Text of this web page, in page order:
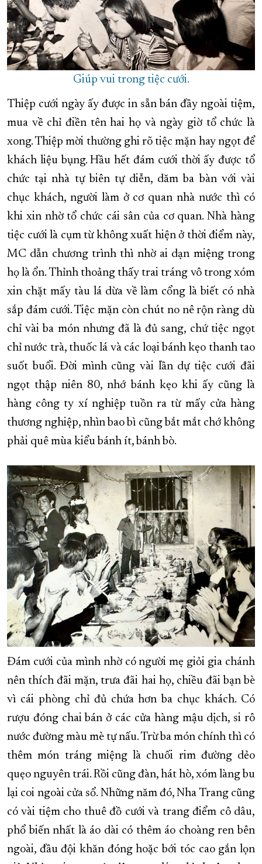
Giúp vui trong tiệc cưới.
Thiệp cưới ngày ấy được in sẵn bán đầy ngoài tiệm,
mua về chỉ điền tên hai họ và ngày giờ tổ chức là
xong. Thiệp mời thường ghi rõ tiệc mặn hay ngọt để
khách liệu bụng. Hầu hết đám cưới thời ấy được tổ
chức tại nhà tự biên tự diễn, dăm ba bàn với vài
chục khách, người làm ở cơ quan nhà nước thì có
khi xin nhờ tổ chức cái sân của cơ quan. Nhà hàng
tiệc cưới là cụm từ không xuất hiện ở thời điểm này,
MC dẫn chương trình thì nhờ ai dạn miệng trong
họ là ổn. Thỉnh thoảng thấy trai tráng vô trong xóm
xin chặt mấy tàu lá dừa về làm cổng là biết có nhà
sắp đám cưới. Tiệc mặn còn chút no nê rộn ràng dù
chỉ vài ba món nhưng đã là đủ sang, chứ tiệc ngọt
chỉ nước trà, thuốc lá và các loại bánh kẹo thanh tao
suốt buổi. Đời mình cũng vài lần dự tiệc cưới đãi
ngọt thập niên 80, nhớ bánh kẹo khi ấy cũng là
hàng công ty xí nghiệp tuồn ra từ mấy cửa hàng
thương nghiệp, nhìn bao bì cũng bắt mắt chớ không
phải quê mùa kiểu bánh ít, bánh bò.
Đám cưới của mình nhờ có người mẹ giỏi gia chánh
nên thích đãi mặn, trưa đãi hai họ, chiều đãi bạn bè
vì cái phòng chỉ đủ chứa hơn ba chục khách. Có
rượu đóng chai bán ở các cửa hàng mậu dịch, si rô
nước đường màu mè tự nấu. Trừ ba món chính thì có
thêm món tráng miệng là chuối rim đường dẻo
quẹo nguyên trái. Rồi cũng đàn, hát hò, xóm làng bu
lại coi ngoài cửa sổ. Những năm đó, Nha Trang cũng
có vài tiệm cho thuê đồ cưới và trang điểm cô dâu,
phổ biến nhất là áo dài có thêm áo choàng ren bên
ngoài, đầu đội khăn đóng hoặc bới tóc cao gắn lọn